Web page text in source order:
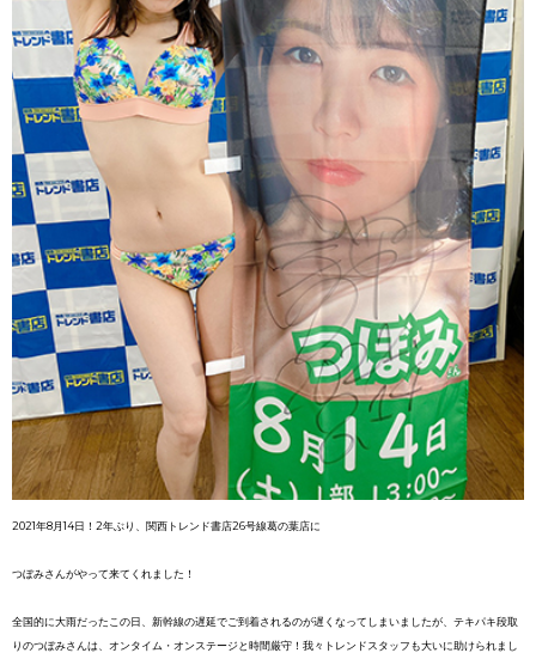
2021年8月14日！2年ぶり、関西トレンド書店26号線葛の葉店に
つぼみさんがやって来てくれました！
全国的に大雨だったこの日、新幹線の遅延でご到着されるのが遅くなってしまいましたが、テキパキ段取
りのつぼみさんは、オンタイム・オンステージと時間厳守！我々トレンドスタッフも大いに助けられまし